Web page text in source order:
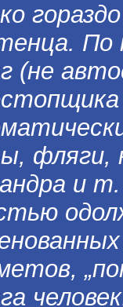
По
(не
фляги,
и